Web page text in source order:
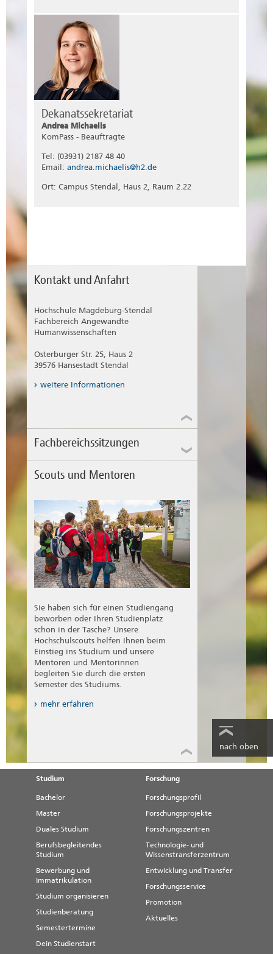
Dekanatssekretariat
Andrea Michaelis
KomPass - Beauftragte
Tel: (03931) 2187 48 40
Email: andrea.michaelis@h2.de
Ort: Campus Stendal, Haus 2, Raum 2.22
Kontakt und Anfahrt
Hochschule Magdeburg-Stendal
Fachbereich Angewandte
Humanwissenschaften
Osterburger Str. 25, Haus 2
39576 Hansestadt Stendal
weitere Informationen
Fachbereichssitzungen
Fachbereichsratssitzungen im
15. April 2026
20. Mai 2026
17. Juni. 2026
15. Juli 2026
Anträge für die FBR-Sitzungen bitte
bis spätestens dienstags, eine Woche
einreichen. Für die Anträge an den
FBR nutzen Sie bitte folgendes
Formular (pdf)
Scouts und Mentoren
Sie haben sich für einen Studiengang
beworben oder Ihren Studienplatz
schon in der Tasche? Unsere
Hochschulscouts helfen Ihnen beim
Einstieg ins Studium und unsere
Mentoren und Mentorinnen
begleiten Sie durch die ersten
Semester des Studiums.
mehr erfahren
nach oben
Studium
Bachelor
Master
Duales Studium
Berufsbegleitendes
Studium
Bewerbung und
Immatrikulation
Studium organisieren
Studienberatung
Semestertermine
Dein Studienstart
Forschung
Forschungsprofil
Forschungsprojekte
Forschungszentren
Technologie- und
Wissenstransferzentrum
Entwicklung und Transfer
Forschungsservice
Promotion
Aktuelles